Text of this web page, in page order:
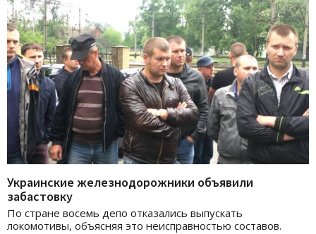
Украинские железнодорожники объявили
забастовку
По стране восемь депо отказались выпускать
локомотивы, объясняя это неисправностью составов.